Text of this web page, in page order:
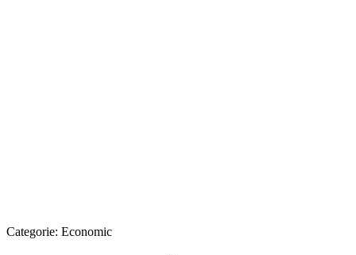
Categorie: Economic